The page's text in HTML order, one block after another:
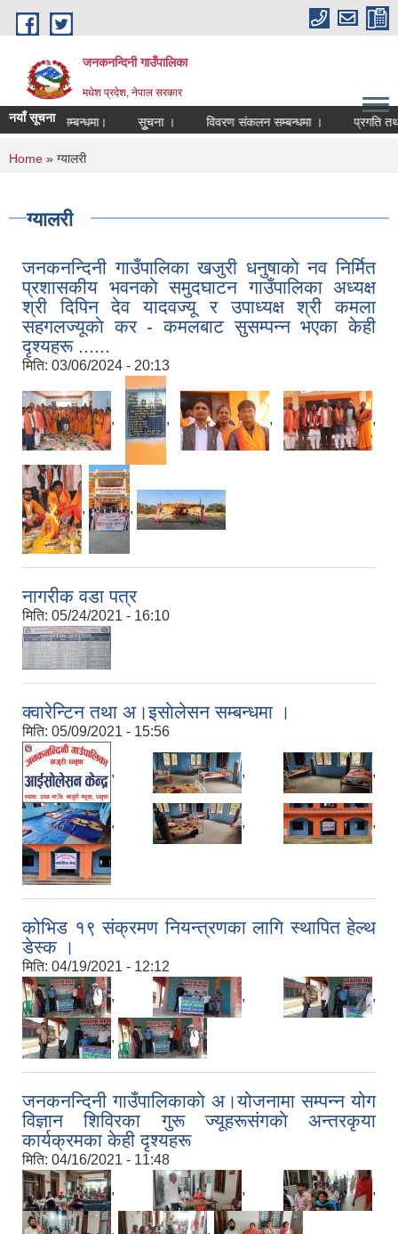
Skip to main content
जनकनन्दिनी गाउँपालिका
मधेश प्रदेश, नेपाल सरकार
नयाँ सूचना
अनुमान सम्बन्धमा। सूुचना । विवरण संकलन सम्बन्धमा । प्रगति तथा
You are here
Home » ग्यालरी
ग्यालरी
जनकनन्दिनी गाउँपालिका खजुरी धनुषाकाे नव निर्मित
प्रशासकीय भवनकाे समुदघाटन गाउँपालिका अध्यक्ष
श्री दिपिन देव यादवज्यू र उपाध्यक्ष श्री कमला
सहगलज्यूकाे कर - कमलबाट सुसम्पन्न भएका केही
दृश्यहरू ......
मिति: 03/06/2024 - 20:13
, , , ,
, ,
नागरीक वडा पत्र
मिति: 05/24/2021 - 16:10
क्वारेन्टिन तथा अ।इसाेलेसन सम्बन्धमा ।
मिति: 05/09/2021 - 15:56
, , ,
, , ,
कोभिड १९ संक्रमण नियन्त्रणका लागि स्थापित हेल्थ
डेस्क ।
मिति: 04/19/2021 - 12:12
,
, ,
,
जनकनन्दिनी गाउँपालिकाकाे अ।योजनामा सम्पन्न योग
विज्ञान शिविरका गुरू ज्यूहरूसंगकाे अन्तरकृया
कार्यक्रमका केही दृश्यहरू
मिति: 04/16/2021 - 11:48
,
, ,
, ,